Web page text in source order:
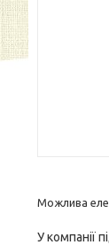
У компанії